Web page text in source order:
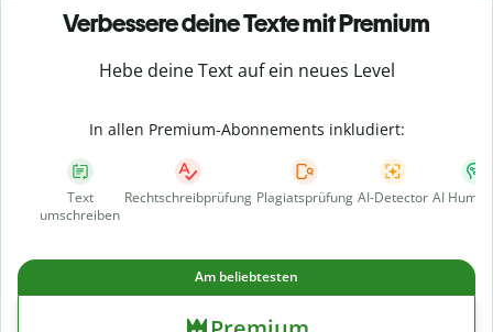
Verbessere deine Texte mit Premium
Hebe deine Text auf ein neues Level
In allen Premium-Abonnements inkludiert:
Text
umschreiben
Rechtschreibprüfung Plagiatsprüfung AI-Detector AI
Am beliebtesten